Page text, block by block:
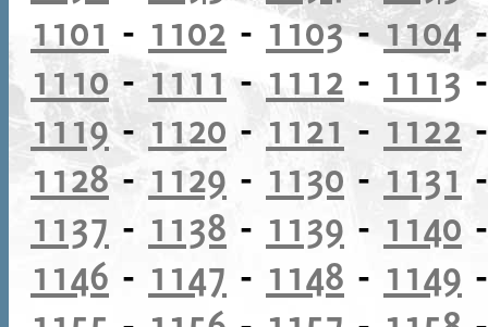
1101 - 1102 - 1103-1104
1110 -1111 - 1112 - 1113
1119- 1120 - 1121 - 1122
1128 - 1129 - 1130 - 1131
1137 - 1138 - 1139 - 1140
1146 - 1147 - 1148 - 1149